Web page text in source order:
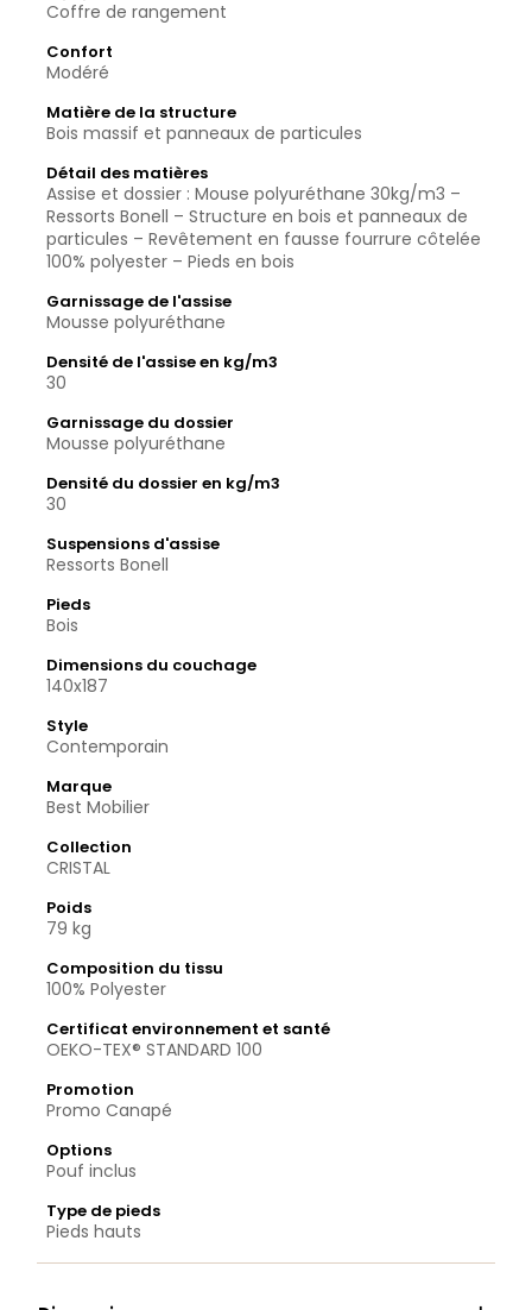
Coffre de rangement
Confort
Modéré
Matière de la structure
Bois massif et panneaux de particules
Détail des matières
Assise et dossier : Mouse polyuréthane 30kg/m3 –
Ressorts Bonell – Structure en bois et panneaux de
particules – Revêtement en fausse fourrure côtelée
100% polyester – Pieds en bois
Garnissage de l'assise
Mousse polyuréthane
Densité de l'assise en kg/m3
30
Garnissage du dossier
Mousse polyuréthane
Densité du dossier en kg/m3
30
Suspensions d'assise
Ressorts Bonell
Pieds
Bois
Dimensions du couchage
140x187
Style
Contemporain
Marque
Best Mobilier
Collection
CRISTAL
Poids
79 kg
Composition du tissu
100% Polyester
Certificat environnement et santé
OEKO-TEX® STANDARD 100
Promotion
Promo Canapé
Options
Pouf inclus
Type de pieds
Pieds hauts